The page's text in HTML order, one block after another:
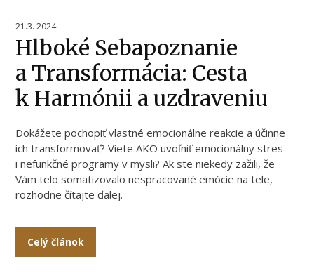
21.3. 2024
Hlboké Sebapoznanie
a Transformácia: Cesta
k Harmónii a uzdraveniu
Dokážete pochopiť vlastné emocionálne reakcie a účinne
ich transformovať? Viete AKO uvoľniť emocionálny stres
i nefunkčné programy v mysli? Ak ste niekedy zažili, že
Vám telo somatizovalo nespracované emócie na tele,
rozhodne čítajte ďalej.
Celý článok